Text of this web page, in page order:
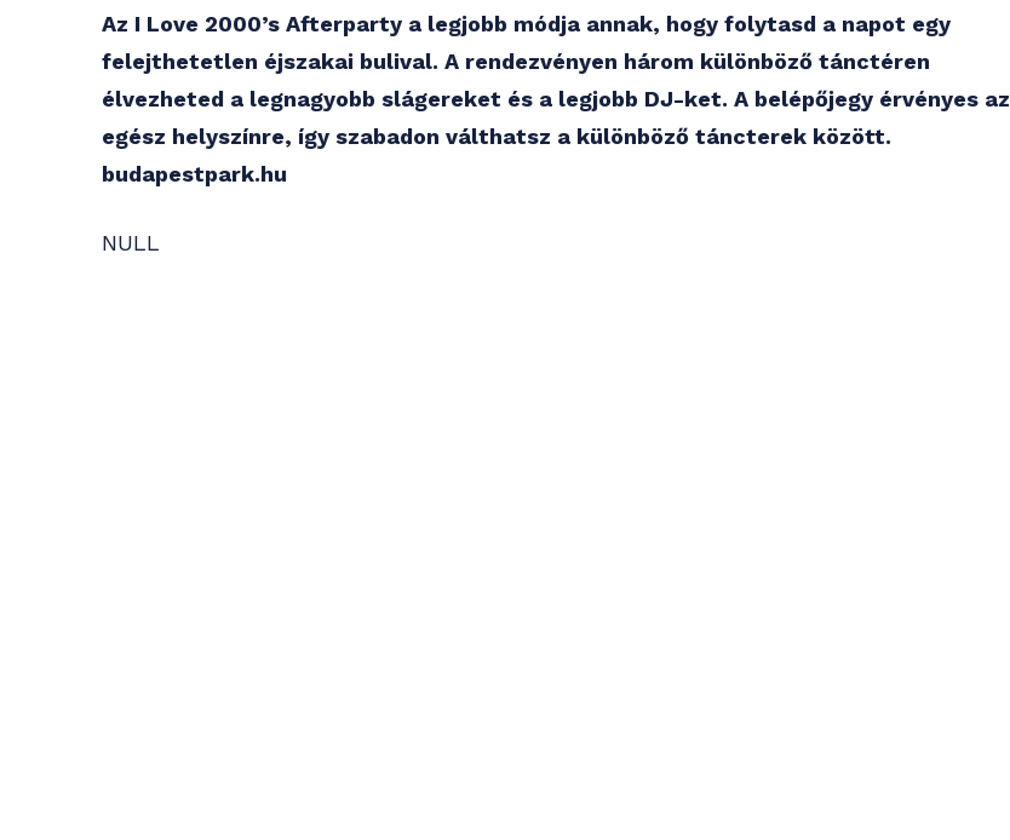
Az I Love 2000’s Afterparty a legjobb módja annak, hogy folytasd a napot egy
felejthetetlen éjszakai bulival. A rendezvényen három különböző tánctéren
élvezheted a legnagyobb slágereket és a legjobb DJ-ket. A belépőjegy érvényes az
egész helyszínre, így szabadon válthatsz a különböző táncterek között.
budapestpark.hu
NULL